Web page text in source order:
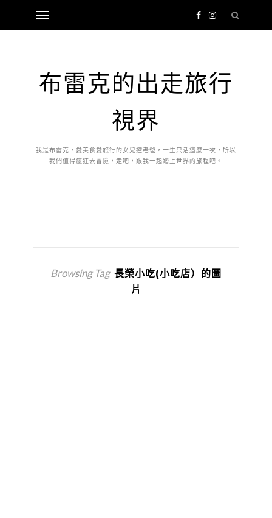
布雷克的出走旅行
視界
我是布雷克，愛美食愛旅行的女兒控老爸，一生只活這麼一次，所以
我們值得瘋狂去冒險，走吧，跟我一起踏上世界的旅程吧。
Browsing Tag 長榮小吃(小吃店）的圖
片